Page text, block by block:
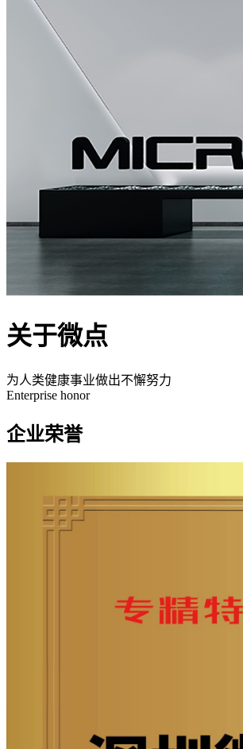
关于微点
为人类健康事业做出不懈努力
Enterprise honor
企业荣誉